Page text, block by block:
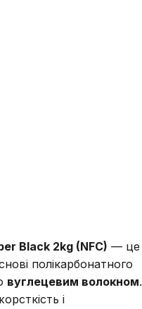
Black 2kg (NFC) — це
полікарбонатного
вуглецевим волокном.
і